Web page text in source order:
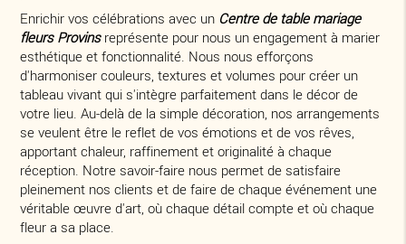
Enrichir vos célébrations avec un Centre de table mariage
fleurs Provinsreprésente pour nous un engagement à marier
esthétique et fonctionnalité. Nous nous efforçons
d'harmoniser couleurs, textures et volumes pour créer un
tableau vivant qui s'intègre parfaitement dans le décor de
votre lieu. Au-delà de la simple décoration, nos arrangements
se veulent être le reflet de vos émotions et de vos rêves,
apportant chaleur, raffinement et originalité à chaque
réception. Notre savoir-faire nous permet de satisfaire
pleinement nos clients et de faire de chaque événement une
véritable œuvre d'art, où chaque détail compte et où chaque
fleur a sa place.